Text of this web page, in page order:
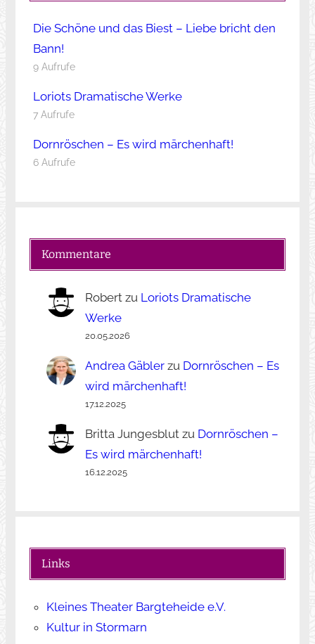
Die Schöne und das Biest – Liebe bricht den
Bann!
9 Aufrufe
Loriots Dramatische Werke
7 Aufrufe
Dornröschen – Es wird märchenhaft!
6 Aufrufe
Kommentare
Robertzu Loriots Dramatische
Werke
20.05.2026
Andrea Gäblerzu Dornröschen – Es
wird märchenhaft!
17.12.2025
Britta Jungesblutzu Dornröschen –
Es wird märchenhaft!
16.12.2025
Links
Kleines Theater Bargteheide e.V.
Kultur in Stormarn